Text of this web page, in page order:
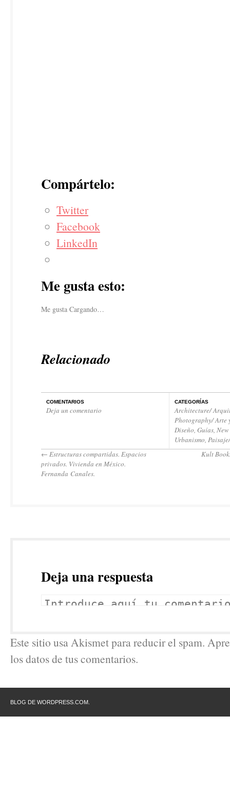
Compártelo:
Twitter
Facebook
LinkedIn
Me gusta esto:
Me gusta Cargando…
Relacionado
COMENTARIOS
Deja un comentario
CATEGORÍAS
Architecture/
Photography/ Arte
Diseño, Guías,
Urbanismo,
← Estructuras compartidas. Espacios
privados. Vivienda en México.
Fernanda Canales.
Kult
Deja una respuesta
Este sitio usa Akismet para reducir el spam.
los datos de tus comentarios.
BLOG DE WORDPRESS.COM.